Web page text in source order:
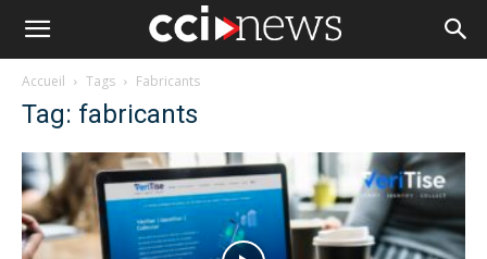
Accueil Tags Fabricants
Tag: fabricants